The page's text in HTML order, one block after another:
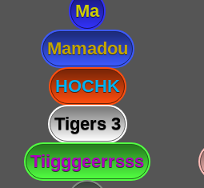
Ma
Mamadou
HOCHK
Tigers 3
Tiigggeerrsss